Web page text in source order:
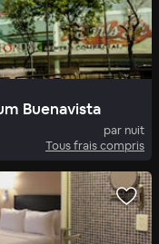
Buenavista
par nuit
Tous frais compris